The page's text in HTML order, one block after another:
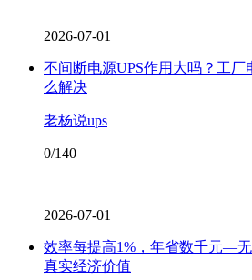
2026-07-01
不间断电源UPS作用大吗？工厂
么解决
老杨说ups
0/140
2026-07-01
效率每提高1%，年省数千元—
真实经济价值